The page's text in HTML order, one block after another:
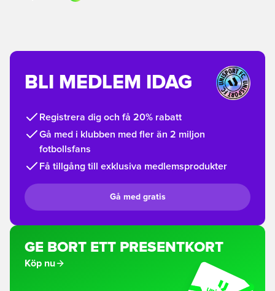
BLI MEDLEM IDAG
Registrera dig och få 20% rabatt
Gå med i klubben med fler än 2 miljon
fotbollsfans
Få tillgång till exklusiva medlemsprodukter
Gå med gratis
GE BORT ETT PRESENTKORT
Köp nu